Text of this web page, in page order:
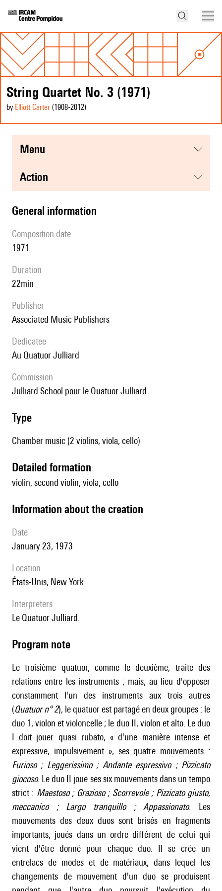
String Quartet No. 3 (1971)
by Elliott Carter (1908-2012)
menu
action
general information
composition date
1971
duration
22min
publisher
Associated Music Publishers
Dedicatee
au Quatuor Julliard
Commission
Julliard School pour le Quatuor Julliard
type
Chamber music (2 violins, viola, cello)
detailed formation
violin, second violin, viola, cello
information about the creation
date
January 23, 1973
location
États-Unis, New York
interpreters
le Quatuor Julliard.
Program note
Le troisième quatuor, comme le deuxième, traite des
relations entre les instruments ; mais, au lieu d'opposer
constamment l'un des instruments aux trois autres
(Quatuor n° 2), le quatuor est partagé en deux groupes : le
duo 1, violon et violoncelle ; le duo II, violon et alto. Le duo
I doit jouer quasi rubato, « d'une manière intense et
expressive, impulsivement », ses quatre mouvements :
Furioso ; Leggerissimo ; Andante espressivo ; Pizzicato
giocoso. Le duo II joue ses six mouvements dans un tempo
strict : Maestoso ; Grazioso ; Scorrevole ; Pizzicato giusto,
meccanico ; Largo tranquillo ; Appassionato. Les
mouvements des deux duos sont brisés en fragments
importants, joués dans un ordre différent de celui qui
vient d'être donné pour chaque duo. Il se crée un
entrelacs de modes et de matériaux, dans lequel les
changements de mouvement d'un duo se produisent